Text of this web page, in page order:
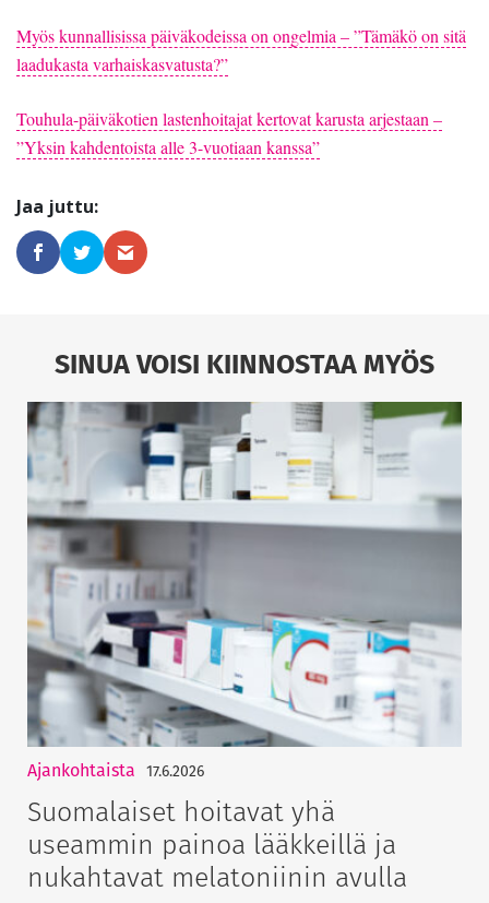
Myös kunnallisissa päiväkodeissa on ongelmia – ”Tämäkö on sitä
laadukasta varhaiskasvatusta?”
Touhula-päiväkotien lastenhoitajat kertovat karusta arjestaan –
”Yksin kahdentoista alle 3-vuotiaan kanssa”
SINUA VOISI KIINNOSTAA MYÖS
Ajankohtaista 17.6.2026
Suomalaiset hoitavat yhä
useammin painoa lääkkeillä ja
nukahtavat melatoniinin avulla